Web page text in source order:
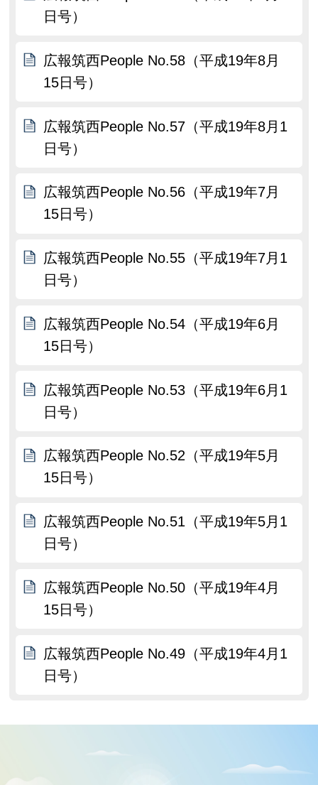
日号）
広報筑西People No.58（平成19年8月
15日号）
広報筑西People No.57（平成19年8月1
日号）
広報筑西People No.56（平成19年7月
15日号）
広報筑西People No.55（平成19年7月1
日号）
広報筑西People No.54（平成19年6月
15日号）
広報筑西People No.53（平成19年6月1
日号）
広報筑西People No.52（平成19年5月
15日号）
広報筑西People No.51（平成19年5月1
日号）
広報筑西People No.50（平成19年4月
15日号）
広報筑西People No.49（平成19年4月1
日号）